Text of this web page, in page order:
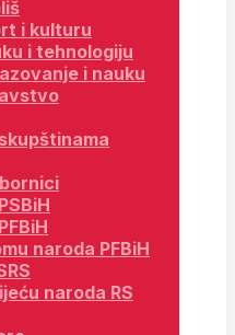
i kulturu
i tehnologiju
i nauku
naroda PFBiH
naroda RS